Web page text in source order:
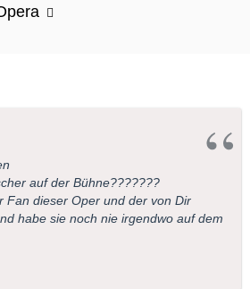
auf der Bühne???????
Fan dieser Oper und der von Dir
habe sie noch nie irgendwo auf dem